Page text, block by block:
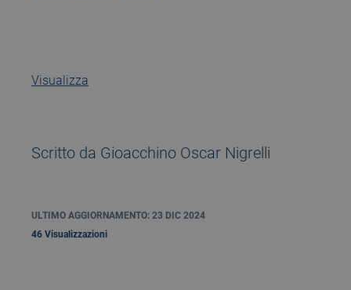
Visualizza
Scritto da Gioacchino Oscar Nigrelli
ULTIMO AGGIORNAMENTO: 23 DIC 2024
46 Visualizzazioni